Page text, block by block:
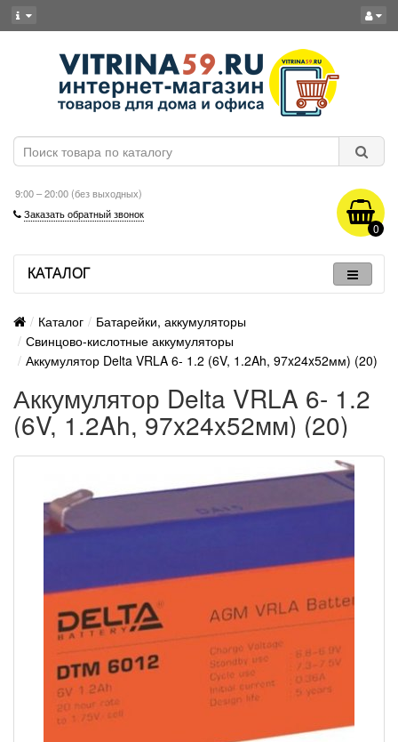
9:00 – 20:00 (без выходных)
Заказать обратный звонок
0
КАТАЛОГ
Каталог
Батарейки, аккумуляторы
Свинцово-кислотные аккумуляторы
Аккумулятор Delta VRLA 6- 1.2 (6V, 1.2Ah, 97x24x52мм) (20)
Аккумулятор Delta VRLA 6- 1.2
(6V, 1.2Ah, 97x24x52мм) (20)